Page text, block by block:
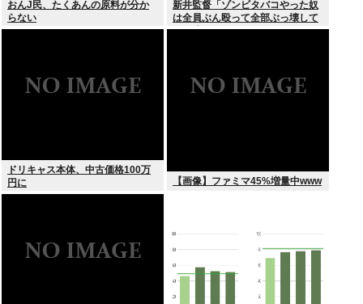
おんJ民、たくあんの原料が分か
らない
新井監督「ゾンビタバコやった奴
は全員ぶん殴って全部ぶっ壊して
から辞めたい」
ドリキャス本体、中古価格100万
円に
【画像】ファミマ45%増量中www